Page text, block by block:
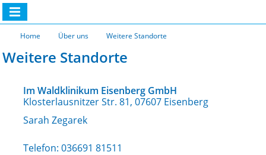
Home Über uns Weitere Standorte
Weitere Standorte
Im Waldklinikum Eisenberg GmbH
Klosterlausnitzer Str. 81, 07607 Eisenberg
Sarah Zegarek
Telefon: 036691 81511